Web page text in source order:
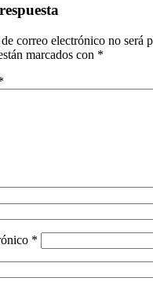
correo electrónico no será
marcados con *
*